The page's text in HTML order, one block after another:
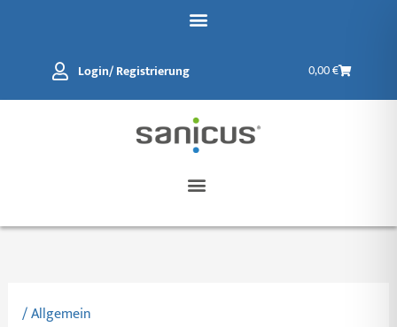
Login/ Registrierung 0,00€Warenkorb
/Allgemein